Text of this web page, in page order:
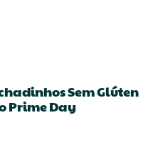
Sem Glúten
Prime Day